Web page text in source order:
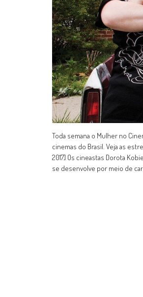
Toda semana o Mulher no
cinemas do Brasil. Veja as
2017] Os cineastas Dorota
se desenvolve por meio de